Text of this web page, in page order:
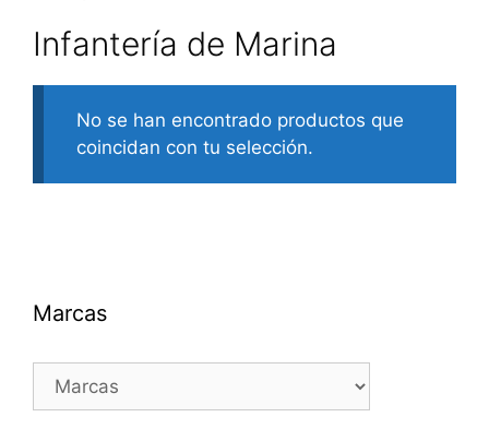
Infantería de Marina
No se han encontrado productos que
coincidan con tu selección.
Marcas